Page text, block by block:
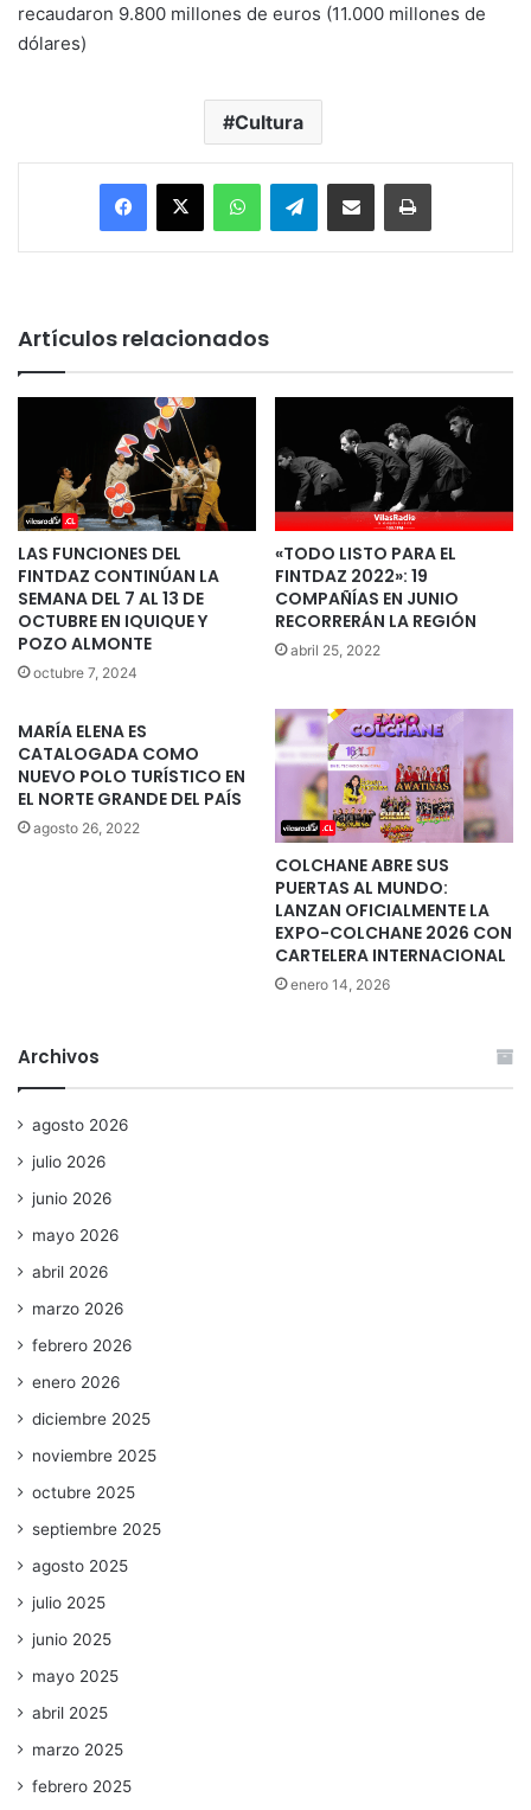
recaudaron 9.800 millones de euros (11.000 millones de
dólares)
Cultura
Facebook
X WhatsAppTelegramEnviar vía email Imprimir
Artículos relacionados
LAS FUNCIONES DEL
FINTDAZ CONTINÚAN LA
SEMANA DEL 7 AL 13 DE
OCTUBRE EN IQUIQUE Y
POZO ALMONTE
octubre 7, 2024
«TODO LISTO PARA EL
FINTDAZ 2022»: 19
COMPAÑÍAS EN JUNIO
RECORRERÁN LA REGIÓN
abril 25, 2022
MARÍA ELENA ES
CATALOGADA COMO
NUEVO POLO TURÍSTICO EN
EL NORTE GRANDE DEL PAÍS
agosto 26, 2022
COLCHANE ABRE SUS
PUERTAS AL MUNDO:
LANZAN OFICIALMENTE LA
EXPO-COLCHANE 2026 CON
CARTELERA INTERNACIONAL
enero 14, 2026
Archivos
agosto 2026
julio 2026
junio 2026
mayo 2026
abril 2026
marzo 2026
febrero 2026
enero 2026
diciembre 2025
noviembre 2025
octubre 2025
septiembre 2025
agosto 2025
julio 2025
junio 2025
mayo 2025
abril 2025
marzo 2025
febrero 2025